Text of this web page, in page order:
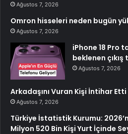
Ağustos 7, 2026
Omron hisseleri neden bugün
Ağustos 7, 2026
iPhone 18 Pro
beklenen çıkış
Ağustos 7, 2026
Arkadaşını Vuran Kişi İntihar Etti
Ağustos 7, 2026
Türkiye İstatistik Kurumu:
Milyon 520 Bin Kişi Yurt İçinde